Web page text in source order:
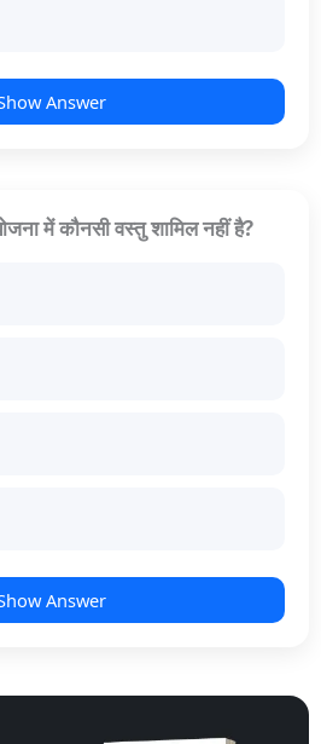
Answer
में कौनसी वस्तु शामिल नहीं है?
Answer